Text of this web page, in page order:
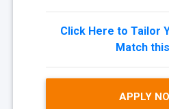
Click Here to Tailor
Match
APPLY